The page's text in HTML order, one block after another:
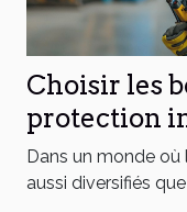
Choisir les
protection
différents
Dans un monde
aussi diversifiés